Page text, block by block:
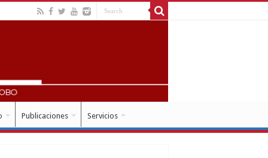
Publicaciones Servicios